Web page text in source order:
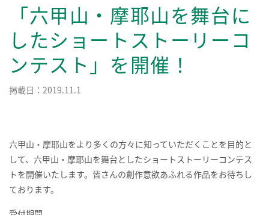
「六甲山・摩耶山を舞台に
したショートストーリーコ
ンテスト」を開催！
掲載日：2019.11.1
六甲山・摩耶山をより多くの方々に知っていただくことを目的と
して、六甲山・摩耶山を舞台としたショートストーリーコンテス
トを開催いたします。皆さんの創作意欲あふれる作品をお待ちし
ております。